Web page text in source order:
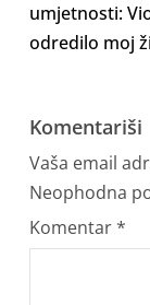
umjetnosti:
odredilo moj
Komentariši
Vaša email
Neophodna
Komentar*